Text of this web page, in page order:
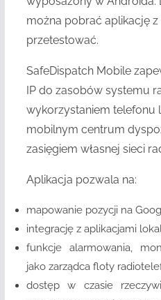
można pobrać aplikację
przetestować.
SafeDispatch Mobile
IP do zasobów systemu
wykorzystaniem telefonu
mobilnym centrum
zasięgiem własnej sieci
Aplikacja pozwala na:
mapowanie pozycji na
integrację z aplikacjami
funkcje alarmowania,
jako zarządca floty
dostęp w czasie